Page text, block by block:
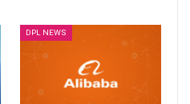
DPL NEWS